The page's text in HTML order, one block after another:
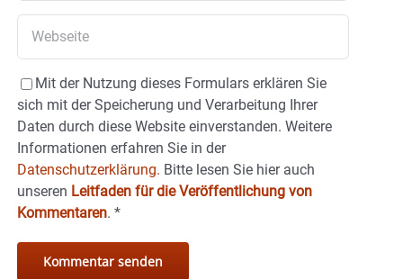
Mit der Nutzung dieses Formulars erklären Sie
sich mit der Speicherung und Verarbeitung Ihrer
Daten durch diese Website einverstanden. Weitere
Informationen erfahren Sie in der
Datenschutzerklärung. Bitte lesen Sie hier auch
unseren Leitfaden für die Veröffentlichung von
Kommentaren. *